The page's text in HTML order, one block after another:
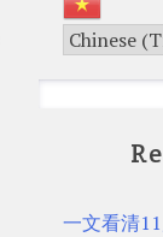
一文看清